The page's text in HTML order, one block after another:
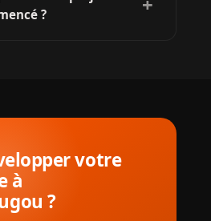
aussi vous
?
votre
à
?